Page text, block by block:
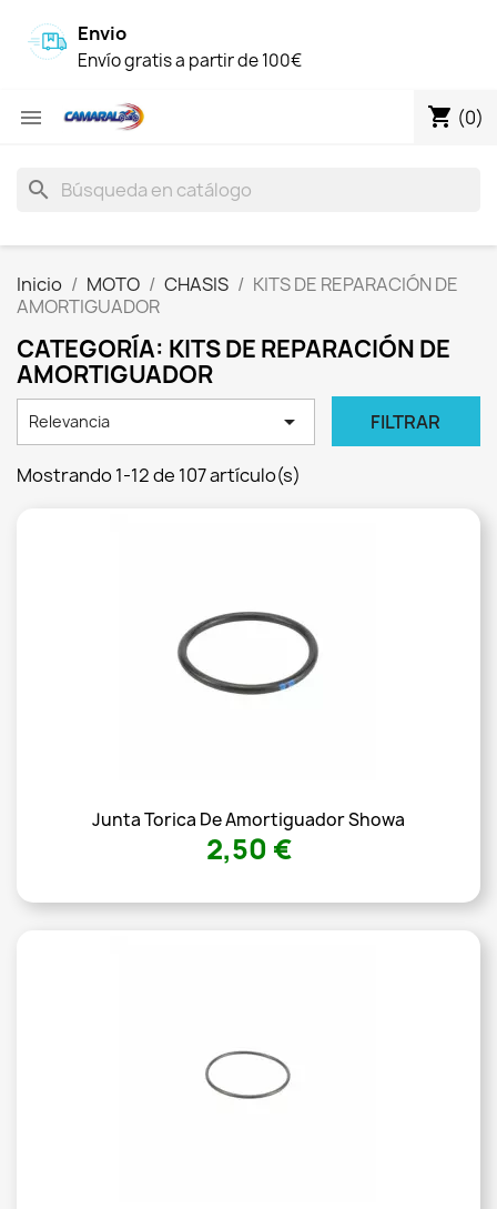
Envio
Envío gratis a partir de 100€
 shopping_cart (0)
search
Inicio MOTO CHASIS
KITS DE REPARACIÓN DE
AMORTIGUADOR
CATEGORÍA: KITS DE REPARACIÓN DE
AMORTIGUADOR
Relevancia  FILTRAR
Mostrando 1-12 de 107 artículo(s)
Junta Torica De Amortiguador Showa
2,50 €